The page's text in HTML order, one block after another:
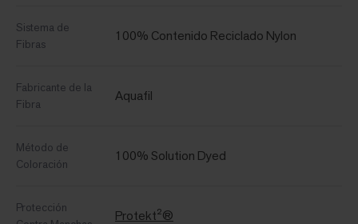
Sistema de
Fibras
100% Contenido Reciclado Nylon
Fabricante de la
Fibra
Aquafil
Método de
Coloración
100% Solution Dyed
Protección
Protekt²®